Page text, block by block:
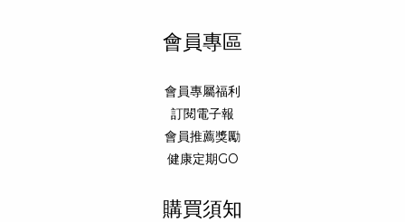
會員專區
會員專屬福利
訂閱電子報
會員推薦獎勵
健康定期GO
購買須知